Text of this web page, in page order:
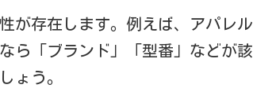
が存在します。例えば、アパレル
ら「ブランド」「型番」などが該
ょう。